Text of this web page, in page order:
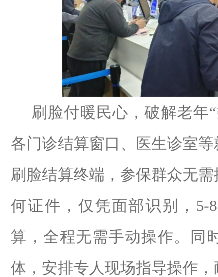
刷脸付暖民心，破解老年“
各门诊结算窗口、医生诊室
刷脸结算终端，参保群众无
何证件，仅凭面部识别， 5-8
算，全程无需手动操作。同
体，安排专人现场指导操作